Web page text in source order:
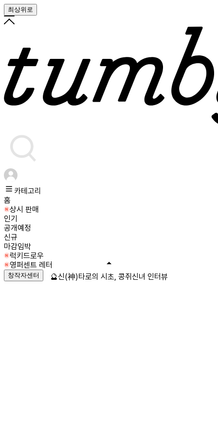
최상위로
카테고리
홈
상시 판매
인기
공개예정
신규
마감임박
럭키드로우
영퍼센트 레터
창작자센터 🔮신(神)타로의 시초, 콩쥐신녀 인터뷰